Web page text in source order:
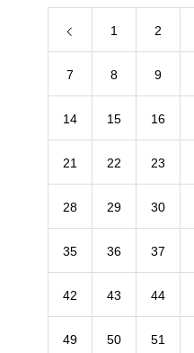
1 2
7 8 9
14 15 16
21 22 23
28 29 30
35 36 37
42 43 44
49 50 51